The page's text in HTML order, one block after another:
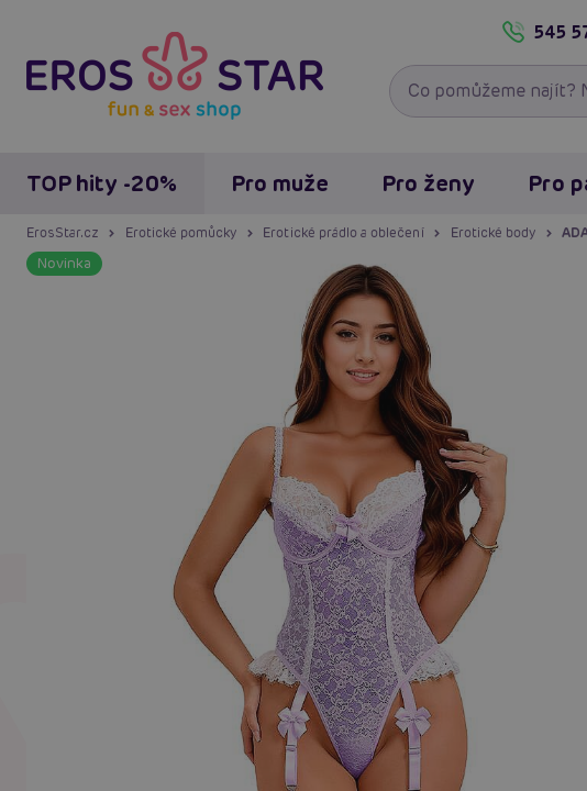
545
TOP hity -20% Pro muže Pro ženy Pro
ErosStar.cz Erotické pomůcky Erotické prádlo a oblečení Erotické body
Novinka